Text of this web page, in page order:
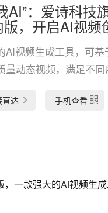
AI”：爱诗科技
版，开启AI视频
AI视频生成工具，可
量动态视频，满足不同
直达 手机查看
，一款强大的AI视频生